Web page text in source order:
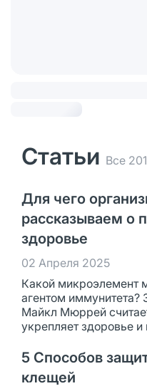
Статьи Все
Для чего
рассказываем о
здоровье
02 Апреля 2025
Какой микроэлемент
агентом иммунитета?
Майкл Мюррей
укрепляет здоровье и
5 Способов
клещей